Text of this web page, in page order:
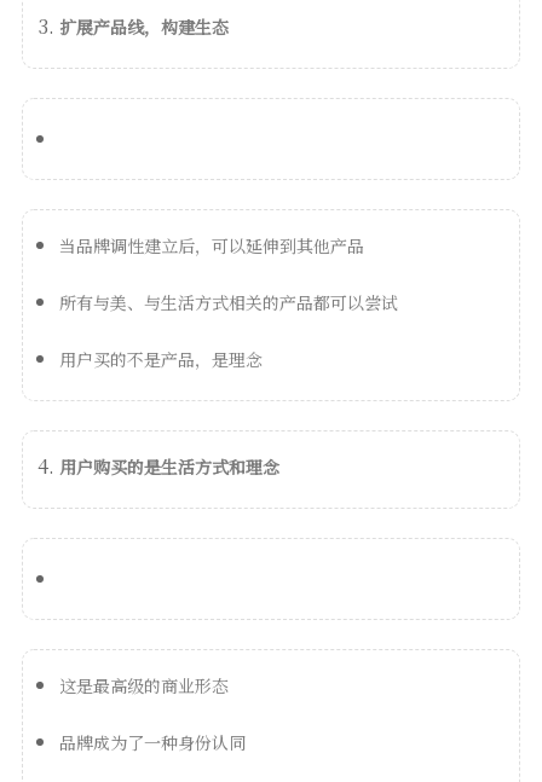
扩展产品线，构建生态
当品牌调性建立后，可以延伸到其他产品
所有与美、与生活方式相关的产品都可以尝试
用户买的不是产品，是理念
用户购买的是生活方式和理念
这是最高级的商业形态
品牌成为了一种身份认同